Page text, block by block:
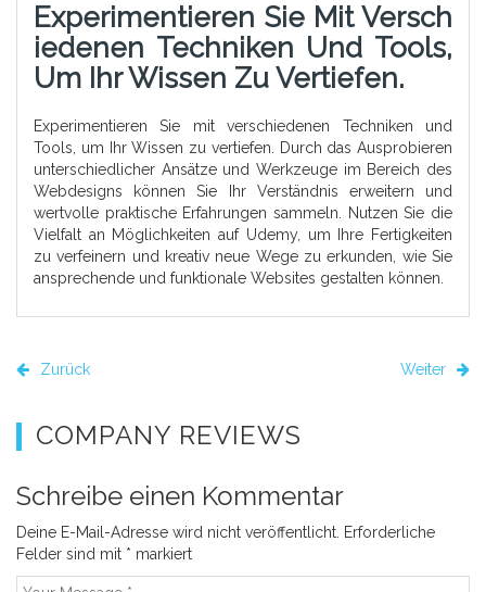
Experimentieren Sie Mit Versch
Iedenen Techniken Und Tools,
Um Ihr Wissen Zu Vertiefen.
Experimentieren Sie mit verschiedenen Techniken und
Tools, um Ihr Wissen zu vertiefen. Durch das Ausprobieren
unterschiedlicher Ansätze und Werkzeuge im Bereich des
Webdesigns können Sie Ihr Verständnis erweitern und
wertvolle praktische Erfahrungen sammeln. Nutzen Sie die
Vielfalt an Möglichkeiten auf Udemy, um Ihre Fertigkeiten
zu verfeinern und kreativ neue Wege zu erkunden, wie Sie
ansprechende und funktionale Websites gestalten können.
Zurück Weiter
COMPANY REVIEWS
Schreibe einen Kommentar
Deine E-Mail-Adresse wird nicht veröffentlicht. Erforderliche
Felder sind mit * markiert